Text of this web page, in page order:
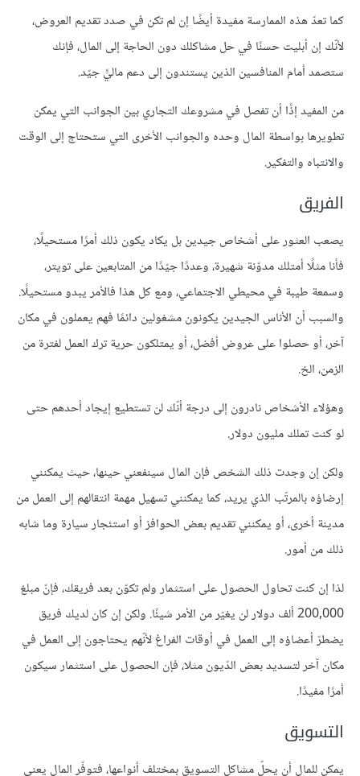
كما تعدّ هذه الممارسة مفيدة أيضًا إن لم تكن في صدد تقديم العروض،
لأنّك إن أبليت حسنًا في حل مشاكلك دون الحاجة إلى المال، فإنك
ستصمد أمام المنافسين الذين يستندون إلى دعم ماليٍّ جيّد.
من المفيد إذًا أن تفصل في مشروعك التجاري بين الجوانب التي يمكن
تطويرها بواسطة المال وحده والجوانب اﻷخرى التي ستحتاج إلى الوقت
والانتباه والتفكير.
الفريق
يصعب العثور على أشخاص جيدين بل يكاد يكون ذلك أمرًا مستحيلًا،
فأنا مثلًا أمتلك مدوّنة شهيرة، وعددًا جيّدًا من المتابعين على تويتر،
وسمعة طيبة في محيطي الاجتماعي، ومع كل هذا فاﻷمر يبدو مستحيلًا.
والسبب أن اﻷناس الجيدين يكونون مشغولين دائمًا فهم يعملون في مكان
آخر، أو حصلوا على عروض أفضل، أو يمتلكون حرية ترك العمل لفترة من
الزمن، الخ.
وهؤلاء اﻷشخاص نادرون إلى درجة أنّك لن تستطيع إيجاد أحدهم حتى
لو كنت تملك مليون دولار.
ولكن إن وجدت ذلك الشخص فإن المال سينفعني حينها، حيث يمكنني
إرضاؤه بالمرتّب الذي يريد، كما يمكنني تسهيل مهمة انتقالهم إلى العمل من
مدينة أخرى، أو يمكنني تقديم بعض الحوافز أو استئجار سيارة وما شابه
ذلك من أمور.
لذا إن كنت تحاول الحصول على استثمار ولم تكوّن بعد فريقك، فإنّ مبلغ
200,000 ألف دولار لن يغيّر من اﻷمر شيئًا. ولكن إن كان لديك فريق
يضطرّ أعضاؤه إلى العمل في أوقات الفراغ ﻷنّهم يحتاجون إلى العمل في
مكان آخر لتسديد بعض الدّيون مثلا، فإن الحصول على استثمار سيكون
أمرًا مفيدًا.
التسويق
يمكن للمال أن يحلّ مشاكل التسويق بمختلف أنواعها، فتوفّر المال يعني